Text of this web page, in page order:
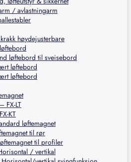
/ avlastningarm
høydejusterbare
løftebord til sveisebord
løftebord
løftebord
FX-LT
KT
løftemagnet
til rør
til profiler
/ vertikal